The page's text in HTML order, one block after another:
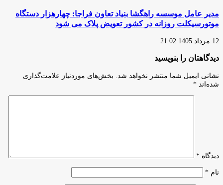
مدیر عامل موسسه راهگشا بنیاد تعاون فراجا: چهارهزار دستگاه
موتورسیکلت روزانه در کشور تعویض پلاک می شود
12 مرداد 1405 21:02
دیدگاهتان را بنویسید
نشانی ایمیل شما منتشر نخواهد شد.
بخش‌های موردنیاز علامت‌گذاری
شده‌اند *
دیدگاه *
نام *